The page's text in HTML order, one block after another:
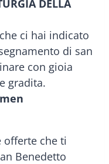
DELLA
ci hai indicato
di san
con gioia
gradita.
offerte che ti
Benedetto